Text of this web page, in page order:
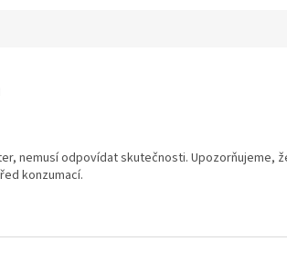
nemusí odpovídat skutečnosti.
konzumací.